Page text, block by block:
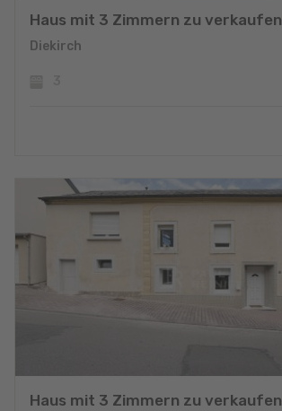
Haus mit 3 Zimmern zu verkaufen
Diekirch
Haus mit 3 Zimmern zu verkaufen